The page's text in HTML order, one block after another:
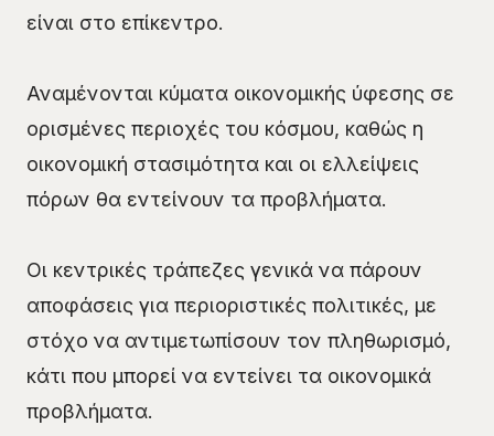
είναι στο επίκεντρο.
Αναμένονται κύματα οικονομικής ύφεσης σε
ορισμένες περιοχές του κόσμου, καθώς η
οικονομική στασιμότητα και οι ελλείψεις
πόρων θα εντείνουν τα προβλήματα.
Οι κεντρικές τράπεζες γενικά να πάρουν
αποφάσεις για περιοριστικές πολιτικές, με
στόχο να αντιμετωπίσουν τον πληθωρισμό,
κάτι που μπορεί να εντείνει τα οικονομικά
προβλήματα.